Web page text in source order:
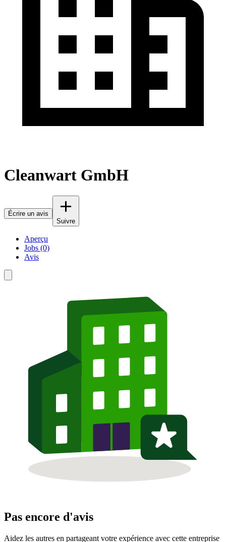
Cleanwart GmbH
Écrire un avis
Suivre
Aperçu
Jobs (0)
Avis
Pas encore d'avis
Aidez les autres en partageant votre expérience avec cette entreprise